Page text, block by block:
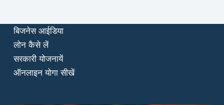
बिजनेस आईडिया
लोन कैसे लें
सरकारी योजनायें
ऑनलाइन योगा सीखें